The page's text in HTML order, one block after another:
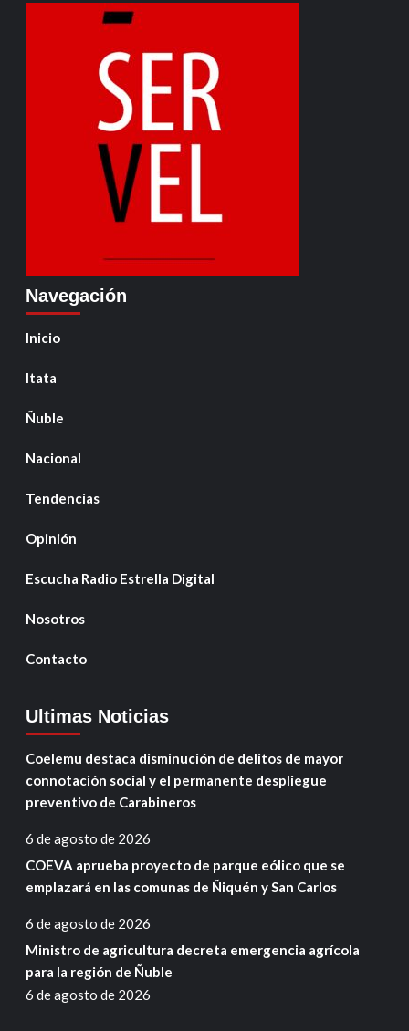
Navegación
Inicio
Itata
Ñuble
Nacional
Tendencias
Opinión
Escucha Radio Estrella Digital
Nosotros
Contacto
Ultimas Noticias
Coelemu destaca disminución de delitos de mayor
connotación social y el permanente despliegue
preventivo de Carabineros
6 de agosto de 2026
COEVA aprueba proyecto de parque eólico que se
emplazará en las comunas de Ñiquén y San Carlos
6 de agosto de 2026
Ministro de agricultura decreta emergencia agrícola
para la región de Ñuble
6 de agosto de 2026